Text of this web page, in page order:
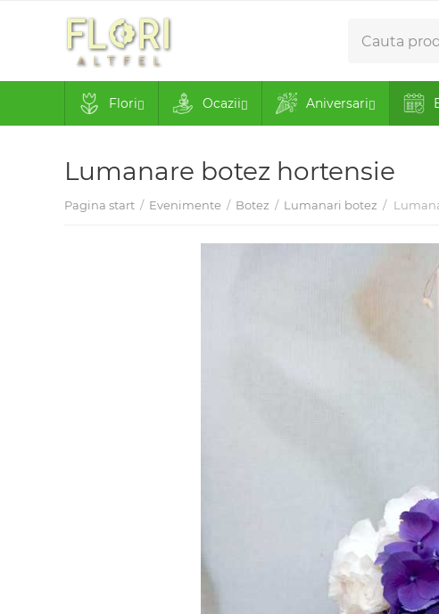
Flori Ocazii Aniversari
Lumanare botez hortensie
Pagina start / Evenimente / Botez / Lumanari botez /